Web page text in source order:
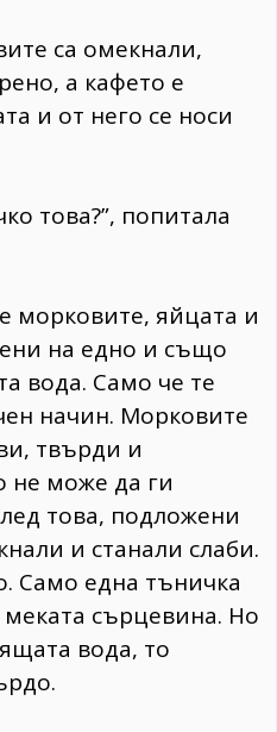
са омекнали,
а кафето е
и от него се носи
това?”, попитала
морковите, яйцата и
на едно и също
вода. Само че те
начин. Морковите
твърди и
не може да ги
това, подложени
и станали слаби.
Само една тъничка
сърцевина. Но
вода, то